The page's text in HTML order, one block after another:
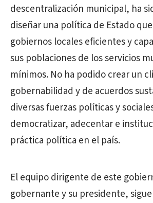
descentralización municipal, ha
diseñar una política de Estado
gobiernos locales eficientes y
sus poblaciones de los servicios
mínimos. No ha podido crear un
gobernabilidad y de acuerdos
diversas fuerzas políticas y
democratizar, adecentar e
práctica política en el país.
El equipo dirigente de este
gobernante y su presidente,